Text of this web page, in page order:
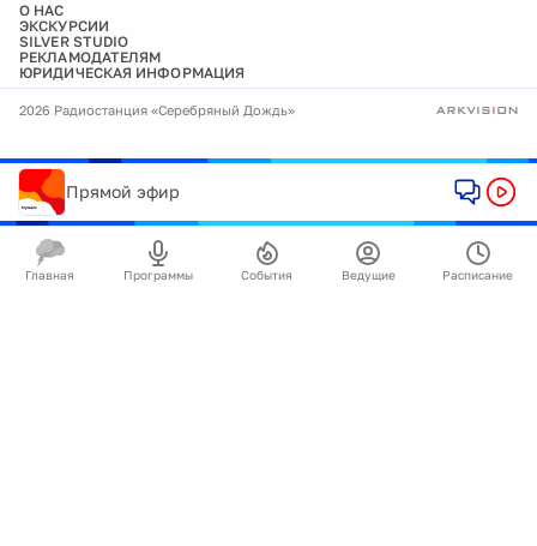
О НАС
ЭКСКУРСИИ
SILVER STUDIO
РЕКЛАМОДАТЕЛЯМ
ЮРИДИЧЕСКАЯ ИНФОРМАЦИЯ
2026 Радиостанция «Серебряный Дождь»
Прямой эфир
Главная Программы События Ведущие Расписание